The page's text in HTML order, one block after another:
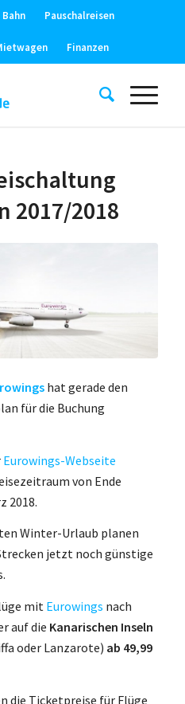
Bahn Pauschalreisen
Finanzen
2017/2018
hat gerade den
für die Buchung
Eurowings-Webseite
von Ende
2018.
Winter-Urlaub planen
jetzt noch günstige
mit Eurowings nach
auf die Kanarischen Inseln
oder Lanzarote) ab 49,99
die Ticketpreise für Flüge